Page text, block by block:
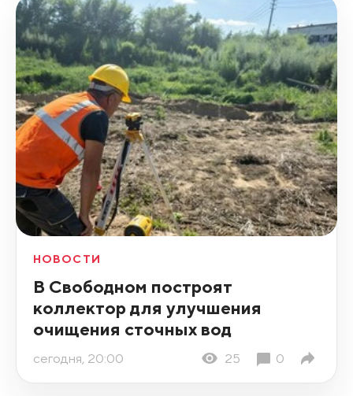
НОВОСТИ
В Свободном построят
коллектор для улучшения
очищения сточных вод
сегодня, 20:00 25 0